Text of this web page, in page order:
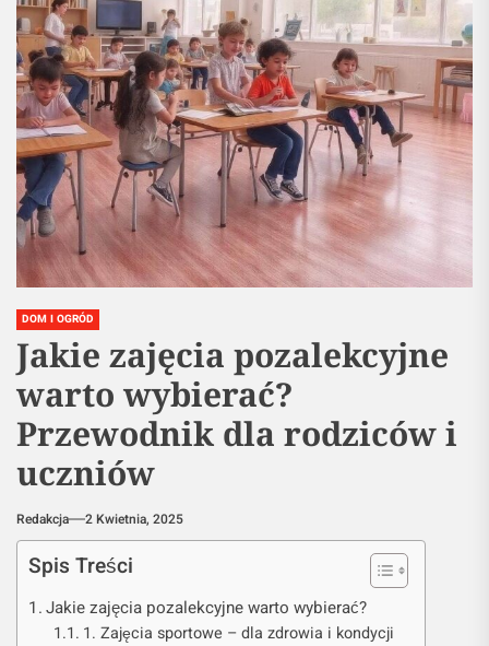
DOM I OGRÓD
Jakie zajęcia pozalekcyjne
warto wybierać?
Przewodnik dla rodziców i
uczniów
Redakcja 2 Kwietnia, 2025
Spis Treści
Jakie zajęcia pozalekcyjne warto wybierać?
1. Zajęcia sportowe – dla zdrowia i kondycji